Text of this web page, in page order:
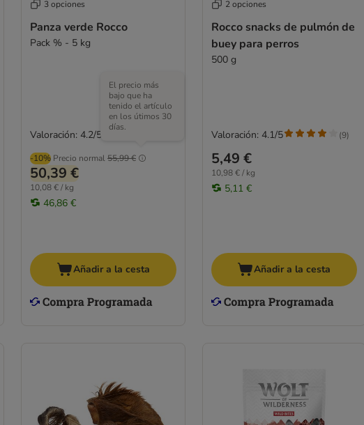
3 opciones
Panza verde Rocco
Pack % - 5 kg
-10% Precio normal55,99 €
El precio más
bajo que ha
tenido el artículo
en los útimos 30
días.
50,39 €
10,08 € / kg
46,86 €
Valoración: 4.2/5
Añadir a la cesta
2 opciones
Rocco snacks de pulmón de
buey para perros
500 g
5,49 €
10,98 € / kg
5,11 €
Valoración: 4.1/5 (9)
Añadir a la cesta